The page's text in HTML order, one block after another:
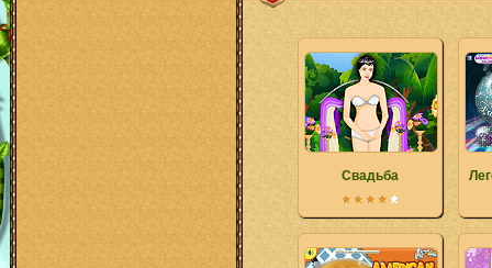
Свадьба